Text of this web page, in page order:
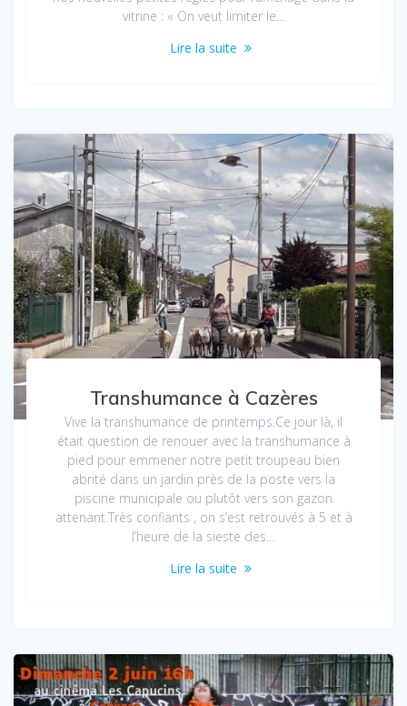
vitrine : « On veut limiter le…
Lire la suite
Transhumance à Cazères
Vive la transhumance de printemps.Ce jour là, il
était question de renouer avec la transhumance à
pied pour emmener notre petit troupeau bien
abrité dans un jardin près de la poste vers la
piscine municipale ou plutôt vers son gazon
attenant.Très confiants , on s’est retrouvés à 5 et à
l’heure de la sieste des…
Lire la suite